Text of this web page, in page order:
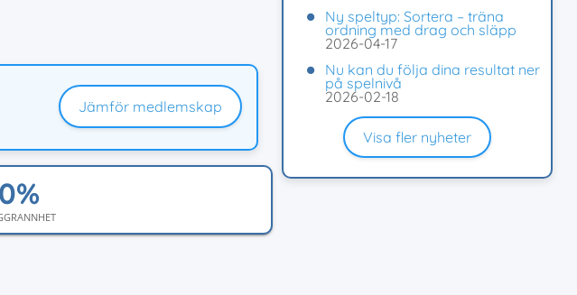
Jämför medlemskap
Ny speltyp: Sortera – träna
ordning med drag och släpp
2026-04-17
Nu kan du följa dina resultat ner
på spelnivå
2026-02-18
Visa fler nyheter